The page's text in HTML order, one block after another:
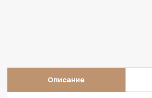
Описание